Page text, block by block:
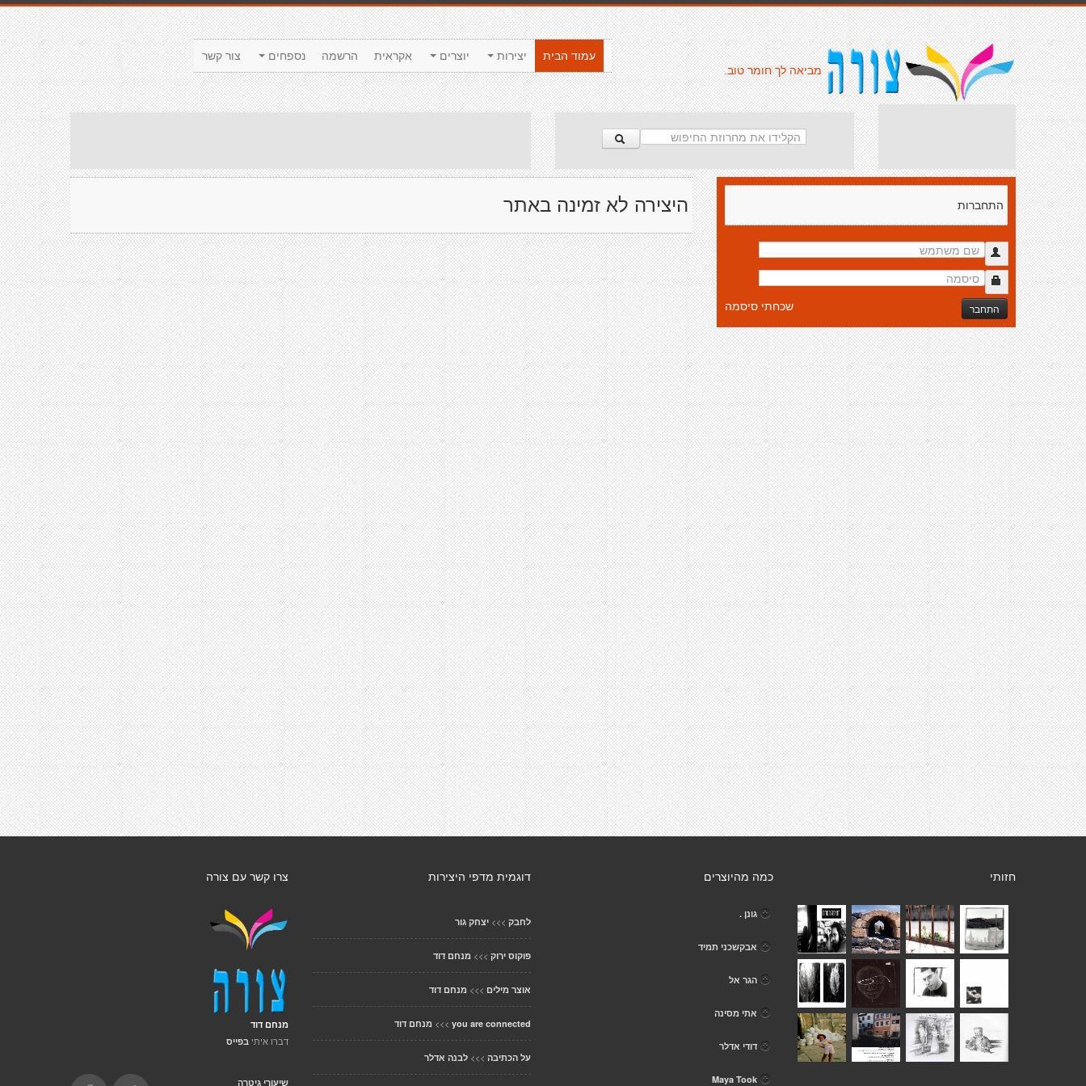
צור קשר נספחים הרשמה אקראית יוצרים יצירות
עמוד הבית
מביאה לך חומר טוב.
היצירה לא זמינה באתר התחברות
התחבר שכחתי סיסמה
צרו קשר עם צורה
מנחם דוד
דברו איתי בפייס
שיעורי גיטרה
דוגמית מדפי היצירות
לחבק >>> יצחק גור
פוקוס ירוק >>> מנחם דוד
אוצר מילים >>> מנחם דוד
you are connected
>>> מנחם דוד
על הכתיבה >>> לבנה אדלר
כמה מהיוצרים
גונן .
אבקשכני תמיד
הגר אל
אתי מסינה
דודי אדלר
Maya Took
חזותי